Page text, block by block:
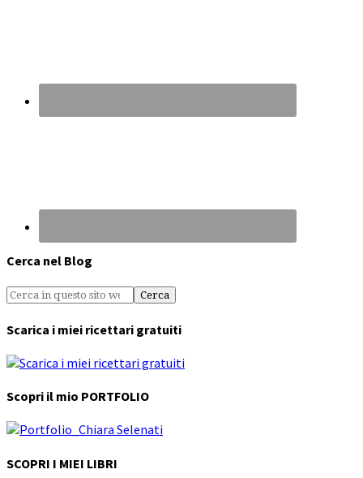
Cerca nel Blog
Scarica i miei ricettari gratuiti
Scopri il mio PORTFOLIO
SCOPRI I MIEI LIBRI